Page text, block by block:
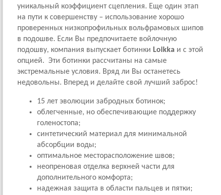
уникальный коэффициент сцепления. Еще один этап
на пути к совершенству – использование хорошо
проверенных низкопрофильных вольфрамовых шипов
в подошве. Если Вы предпочитаете войлочную
подошву, компания выпускает ботинки Loikka и с этой
опцией. Эти ботинки рассчитаны на самые
экстремальные условия. Вряд ли Вы останетесь
недовольны. Вперед и делайте свой лучший заброс!
15 лет эволюции забродных ботинок;
облегченные, но обеспечивающие поддержку
голеностопа;
синтетический материал для минимальной
абсорбции воды;
оптимальное месторасположение швов;
неопреновая отделка верхней части для
дополнительного комфорта;
надежная защита в области пальцев и пятки;